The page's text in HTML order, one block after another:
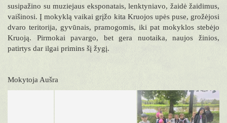
susipažino su muziejaus eksponatais, lenktyniavo, žaidė žaidimus,
vaišinosi. Į mokyklą vaikai grįžo kita Kruojos upės puse, grožėjosi
dvaro teritorija, gyvūnais, pramogomis, iki pat mokyklos stebėjo
Kruoją. Pirmokai pavargo, bet gera nuotaika, naujos žinios,
patirtys dar ilgai primins šį žygį.
Mokytoja Aušra